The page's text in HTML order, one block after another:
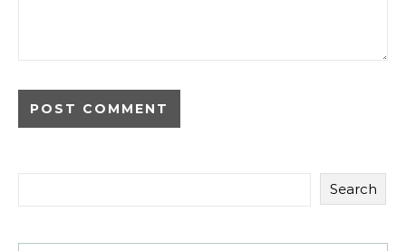
Search